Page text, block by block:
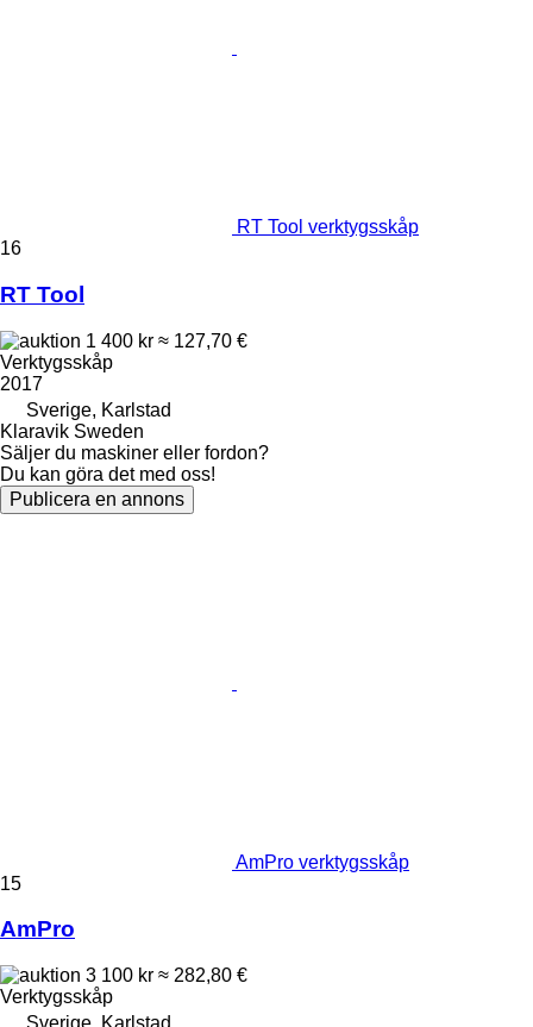
RT Tool verktygsskåp
16
RT Tool
1 400 kr ≈ 127,70 €
Verktygsskåp
2017
Sverige, Karlstad
Klaravik Sweden
Säljer du maskiner eller fordon?
Du kan göra det med oss!
Publicera en annons
AmPro verktygsskåp
15
AmPro
3 100 kr ≈ 282,80 €
Verktygsskåp
Sverige, Karlstad